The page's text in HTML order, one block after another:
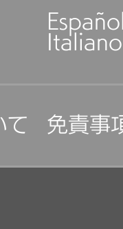
Italiano
て 免責事